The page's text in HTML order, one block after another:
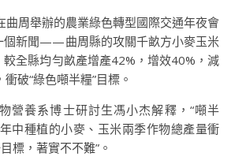
周舉辦的農業綠色轉型國際交通年夜會
個新聞——曲周縣的攻關千畝方小麥玉米
全縣均勻畝產增產42%，增效40%，減
破“綠色噸半糧”目標。
營養系博士研討生馮小杰解釋，“噸半
中種植的小麥、玉米兩季作物總產量衝
標，著實不不難”。